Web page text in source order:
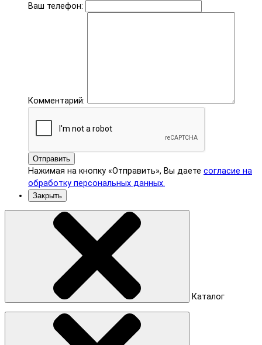
Ваш телефон:
Комментарий:
Отправить
Нажимая на кнопку «Отправить», Вы даете согласие на
обработку персональных данных.
Закрыть
Каталог